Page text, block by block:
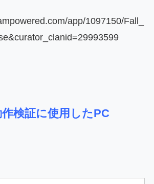
app/1097150/Fall_
検証に使用したPC